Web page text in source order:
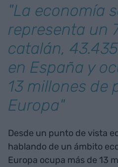
"La economía
representa un
catalán,
en España y
13 millones de
Europa"
Desde un punto de vista
hablando de un ámbito
Europa ocupa más de 13